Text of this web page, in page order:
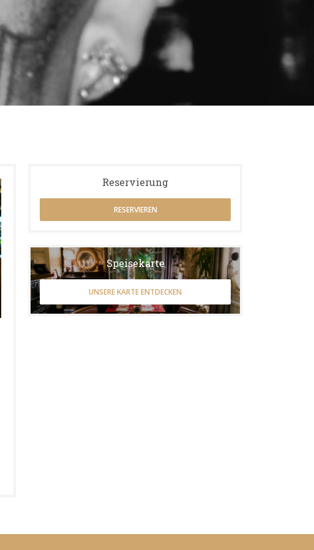
Reservierung
RESERVIEREN
Speisekarte
UNSERE KARTE ENTDECKEN